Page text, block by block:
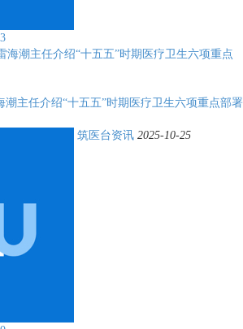
潮主任介绍“十五五”时期医疗卫生六项重点
筑医台资讯 2025-10-25